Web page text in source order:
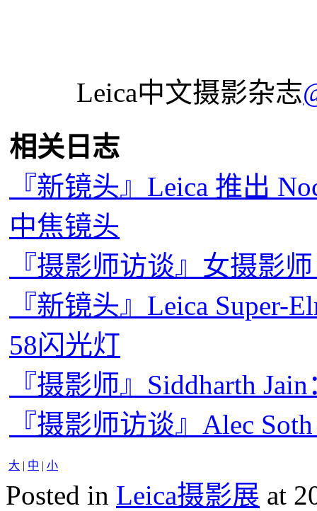
Leica中文摄影杂志
相关日志
『新镜头』Leica 推出
中焦镜头
『摄影师访谈』女摄影
『新镜头』Leica Super-
58闪光灯
『摄影师』Siddharth
『摄影师访谈』Alec
大 | 中 | 小
Posted in Leica摄影展 at